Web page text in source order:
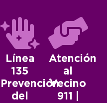
Línea
135
Prevención
del
Atención
al
Vecino
911 |